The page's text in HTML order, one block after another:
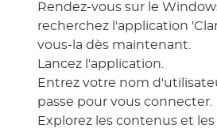
Rendez-vous sur le
recherchez l'application
vous-la dès maintenant.
Lancez l'application.
Entrez votre nom
passe pour vous connecter.
Explorez les contenus et